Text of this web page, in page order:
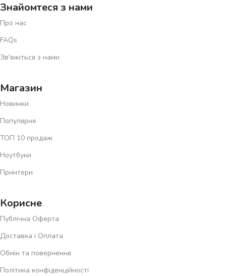
Знайомтеся з нами
Про нас
FAQs
Зв'яжіться з нами
Магазин
Новинки
Популярне
ТОП 10 продаж
Ноутбуки
Принтери
Корисне
Публічна Оферта
Доставка і Оплата
Обмін та повернення
Політика конфіденційності